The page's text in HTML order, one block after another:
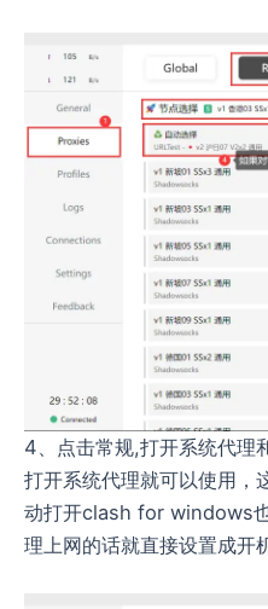
4、点击常规,打开系统代理
打开系统代理就可以使用，
动打开clash for windows
理上网的话就直接设置成开